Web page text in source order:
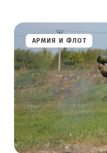
АРМИЯ И ФЛОТ